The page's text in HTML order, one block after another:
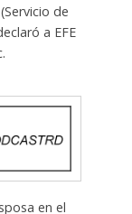
de
a EFE
en el